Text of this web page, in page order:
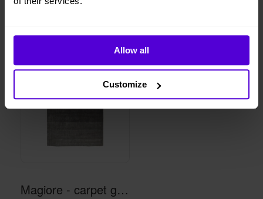
Allow all
Customize
Liknande produkter
Magiore - carpet gray